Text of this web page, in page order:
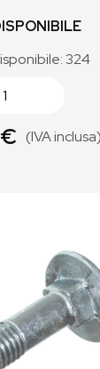
324
(IVA inclusa)